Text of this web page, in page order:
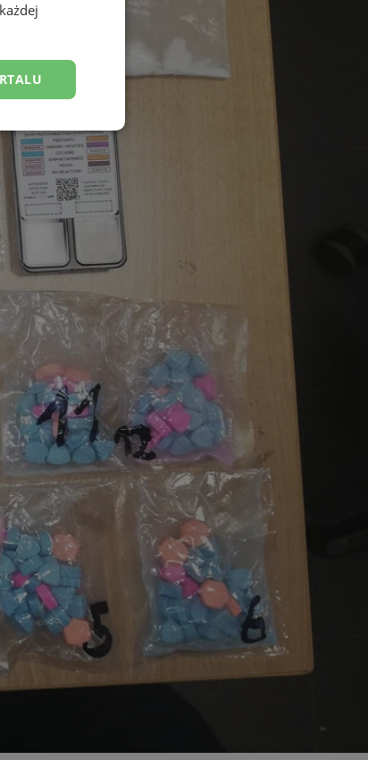
i
Jest
botów. Jest
poprawnie.